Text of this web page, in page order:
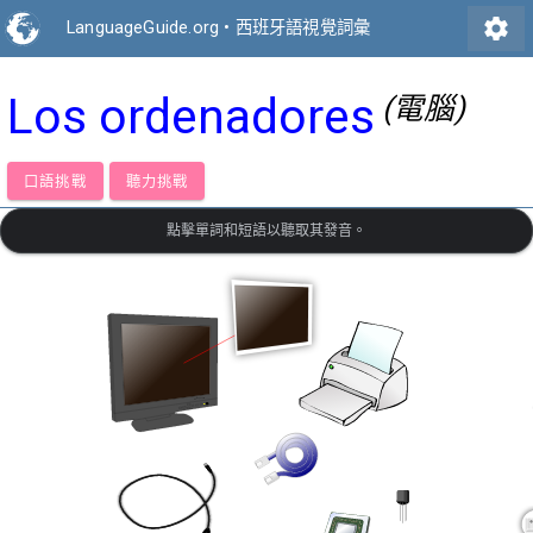
LanguageGuide.org • 西班牙語視覺詞彙 settings
Los ordenadores (電腦)
口語挑戰 聽力挑戰
點擊單詞和短語以聽取其發音。